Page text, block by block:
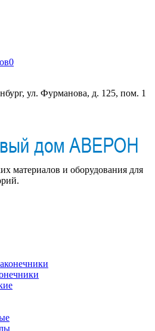
0
ул. Фурманова, д. 125, пом. 1
материалов и оборудования для